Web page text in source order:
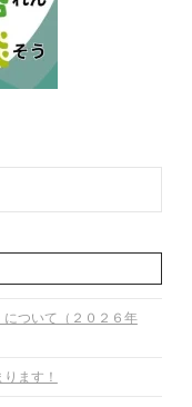
ついて（２０２６年
ます！